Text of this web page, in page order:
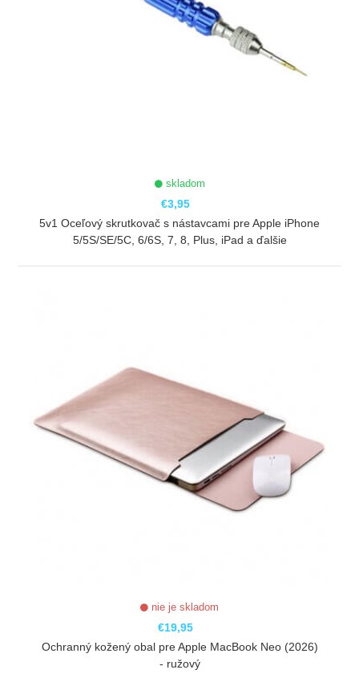
skladom
€3,95
5v1 Oceľový skrutkovač s nástavcami pre Apple iPhone
5/5S/SE/5C, 6/6S, 7, 8, Plus, iPad a ďalšie
nie je skladom
€19,95
Ochranný kožený obal pre Apple MacBook Neo (2026)
- ružový